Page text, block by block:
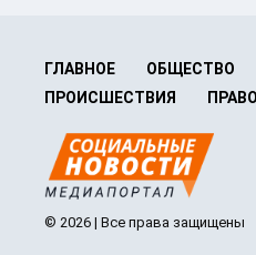
ГЛАВНОЕ ОБЩЕСТВО
ПРОИСШЕСТВИЯ
ПРАВО
© 2026 | Все права защищены